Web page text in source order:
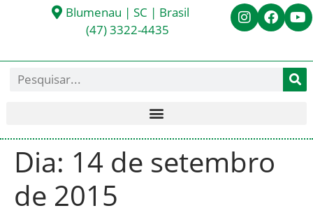
Blumenau | SC | Brasil
(47) 3322-4435
Dia: 14 de setembro
de 2015